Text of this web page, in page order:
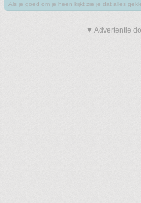
Als je goed om je heen kijkt zie je dat alles
▼ Advertentie